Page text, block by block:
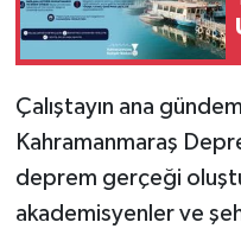
Çalıştayın ana
Kahramanmaraş
deprem gerçeği
akademisyenler ve